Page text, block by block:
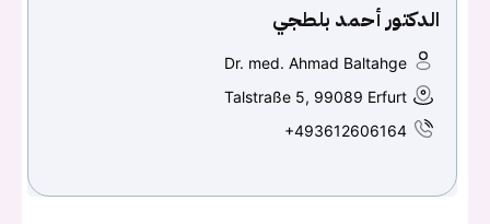
الدكتور أحمد بلطجي
Dr. med. Ahmad Baltahge
Talstraße 5, 99089 Erfurt
+493612606164